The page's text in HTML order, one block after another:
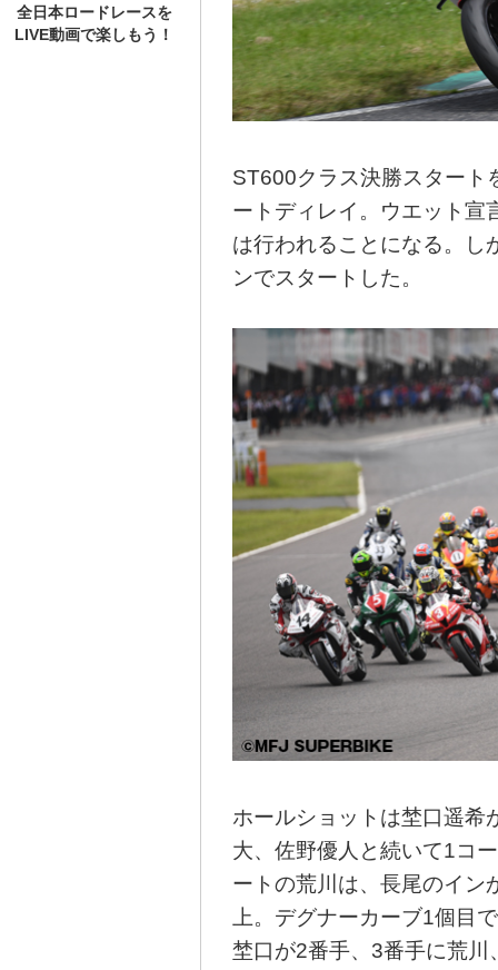
全日本ロードレースを
LIVE動画で楽しもう！
ST600クラス決勝スタート
ートディレイ。ウエット宣
は行われることになる。し
ンでスタートした。
ホールショットは埜口遥希
大、佐野優人と続いて1コ
ートの荒川は、長尾のイン
上。デグナーカーブ1個目
埜口が2番手、3番手に荒